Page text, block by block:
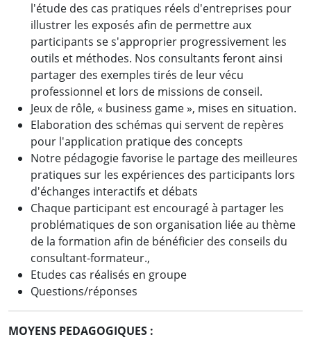
l'étude des cas pratiques réels d'entreprises pour
illustrer les exposés afin de permettre aux
participants se s'approprier progressivement les
outils et méthodes. Nos consultants feront ainsi
partager des exemples tirés de leur vécu
professionnel et lors de missions de conseil.
Jeux de rôle, « business game », mises en situation.
Elaboration des schémas qui servent de repères
pour l'application pratique des concepts
Notre pédagogie favorise le partage des meilleures
pratiques sur les expériences des participants lors
d'échanges interactifs et débats
Chaque participant est encouragé à partager les
problématiques de son organisation liée au thème
de la formation afin de bénéficier des conseils du
consultant-formateur.,
Etudes cas réalisés en groupe
Questions/réponses
MOYENS PEDAGOGIQUES :